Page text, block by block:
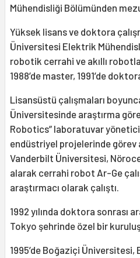
Mühendisliği Bölümünden
Yüksek lisans ve doktora
Üniversitesi Elektrik
robotik cerrahi ve akıllı
1988’de master, 1991’de
Lisansüstü çalışmaları
Üniversitesinde araştırma
Robotics” laboratuvar
endüstriyel projelerinde görev
Vanderbilt Üniversitesi,
alarak cerrahi robot Ar-Ge
araştırmacı olarak çalıştı.
1992 yılında doktora sonrası
Tokyo şehrinde özel bir
1995’de Boğaziçi